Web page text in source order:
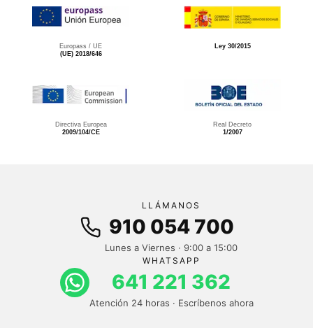
Europass / UE
(UE) 2018/646
Ley 30/2015
Directiva Europea
2009/104/CE
Real Decreto
1/2007
LLÁMANOS
910 054 700
Lunes a Viernes · 9:00 a 15:00
WHATSAPP
641 221 362
Atención 24 horas · Escríbenos ahora